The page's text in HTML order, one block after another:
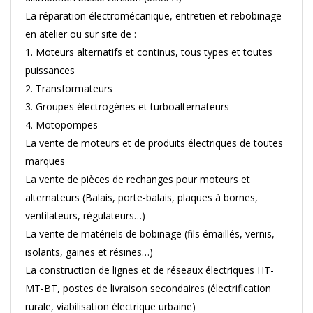
La réparation électromécanique, entretien et rebobinage
en atelier ou sur site de :
1. Moteurs alternatifs et continus, tous types et toutes
puissances
2. Transformateurs
3. Groupes électrogènes et turboalternateurs
4. Motopompes
La vente de moteurs et de produits électriques de toutes
marques
La vente de pièces de rechanges pour moteurs et
alternateurs (Balais, porte-balais, plaques à bornes,
ventilateurs, régulateurs…)
La vente de matériels de bobinage (fils émaillés, vernis,
isolants, gaines et résines…)
La construction de lignes et de réseaux électriques HT-
MT-BT, postes de livraison secondaires (électrification
rurale, viabilisation électrique urbaine)